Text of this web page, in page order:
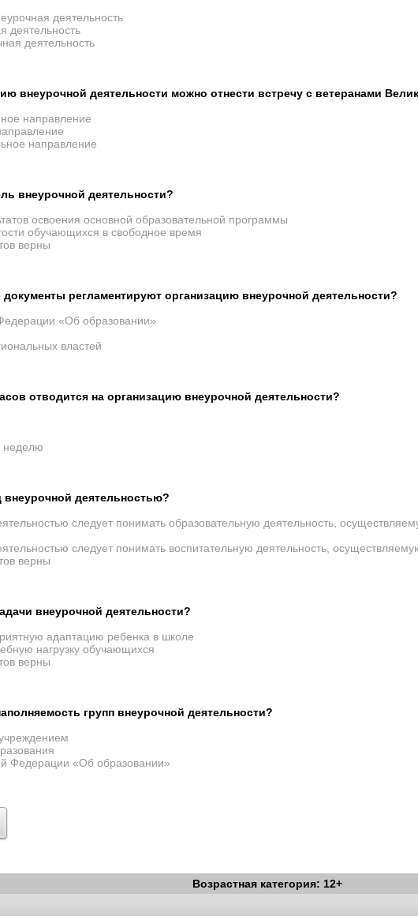
деятельность
деятельность
деятельность
внеурочной деятельности можно отнести встречу с ветеранами
направление
направление
внеурочной деятельности?
освоения основной образовательной программы
обучающихся в свободное время
верны
регламентируют организацию внеурочной деятельности?
«Об образовании»
властей
отводится на организацию внеурочной деятельности?
неделю
внеурочной деятельностью?
следует понимать образовательную деятельность,
следует понимать воспитательную деятельность,
верны
внеурочной деятельности?
адаптацию ребенка в школе
нагрузку обучающихся
верны
групп внеурочной деятельности?
Федерации «Об образовании»
Возрастная категория: 12+